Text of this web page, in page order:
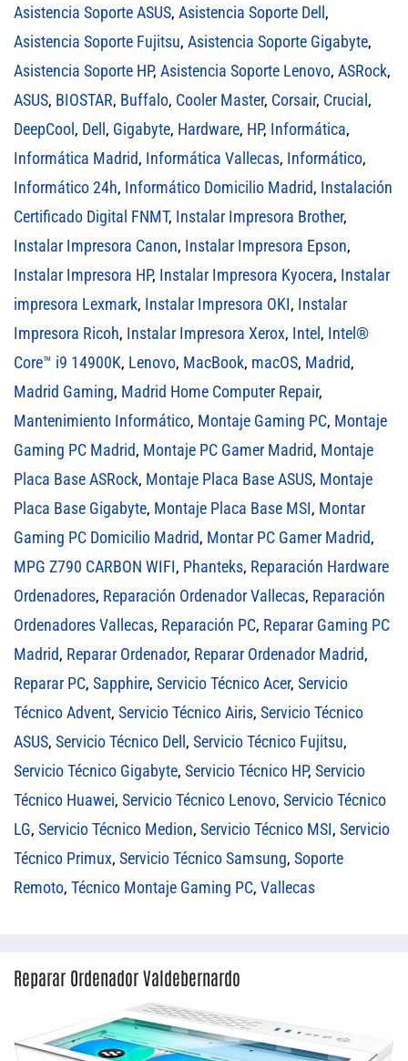
Asistencia Soporte ASUS, Asistencia Soporte Dell,
Asistencia Soporte Fujitsu, Asistencia Soporte Gigabyte,
Asistencia Soporte HP, Asistencia Soporte Lenovo, ASRock,
ASUS, BIOSTAR, Buffalo, Cooler Master, Corsair, Crucial,
DeepCool, Dell, Gigabyte, Hardware, HP, Informática,
Informática Madrid, Informática Vallecas, Informático,
Informático 24h, Informático Domicilio Madrid, Instalación
Certificado Digital FNMT, Instalar Impresora Brother,
Instalar Impresora Canon, Instalar Impresora Epson,
Instalar Impresora HP, Instalar Impresora Kyocera, Instalar
impresora Lexmark, Instalar Impresora OKI, Instalar
Impresora Ricoh, Instalar Impresora Xerox, Intel, Intel®
Core™ i9 14900K, Lenovo, MacBook, macOS, Madrid,
Madrid Gaming, Madrid Home Computer Repair,
Mantenimiento Informático, Montaje Gaming PC, Montaje
Gaming PC Madrid, Montaje PC Gamer Madrid, Montaje
Placa Base ASRock, Montaje Placa Base ASUS, Montaje
Placa Base Gigabyte, Montaje Placa Base MSI, Montar
Gaming PC Domicilio Madrid, Montar PC Gamer Madrid,
MPG Z790 CARBON WIFI, Phanteks, Reparación Hardware
Ordenadores, Reparación Ordenador Vallecas, Reparación
Ordenadores Vallecas, Reparación PC, Reparar Gaming PC
Madrid, Reparar Ordenador, Reparar Ordenador Madrid,
Reparar PC, Sapphire, Servicio Técnico Acer, Servicio
Técnico Advent, Servicio Técnico Airis, Servicio Técnico
ASUS, Servicio Técnico Dell, Servicio Técnico Fujitsu,
Servicio Técnico Gigabyte, Servicio Técnico HP, Servicio
Técnico Huawei, Servicio Técnico Lenovo, Servicio Técnico
LG, Servicio Técnico Medion, Servicio Técnico MSI, Servicio
Técnico Primux, Servicio Técnico Samsung, Soporte
Remoto, Técnico Montaje Gaming PC, Vallecas
Reparar Ordenador Valdebernardo